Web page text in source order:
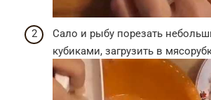
Сало и рыбу порезать
кубиками, загрузить в